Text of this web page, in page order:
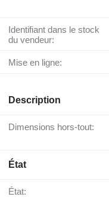
Identifiant dans le stock
du vendeur:
Mise en ligne:
Description
Dimensions hors-tout:
État
État: